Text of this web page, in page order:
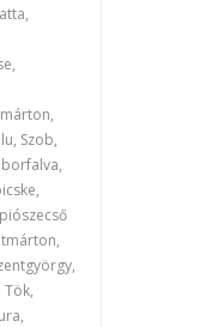
Szob,
Tök,